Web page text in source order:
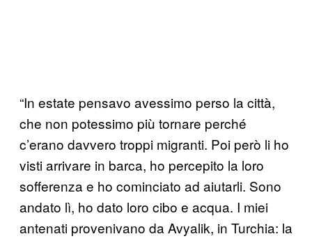
“In estate pensavo avessimo perso la città,
che non potessimo più tornare perché
c’erano davvero troppi migranti. Poi però li ho
visti arrivare in barca, ho percepito la loro
sofferenza e ho cominciato ad aiutarli. Sono
andato lì, ho dato loro cibo e acqua. I miei
antenati provenivano da Avyalik, in Turchia: la